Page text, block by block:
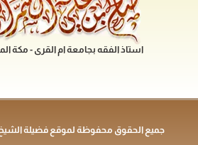
استاذ الفقه بجامعة ام القرى - مكة
جميع الحقوق محفوظة لموقع فضيلة الشيخ